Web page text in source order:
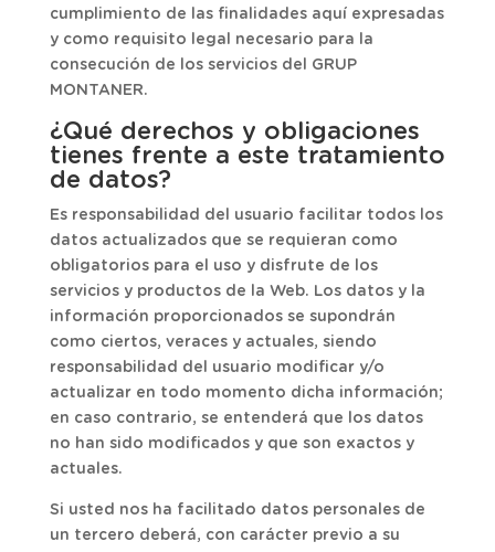
cumplimiento de las finalidades aquí expresadas
y como requisito legal necesario para la
consecución de los servicios del GRUP
MONTANER.
¿Qué derechos y obligaciones
tienes frente a este tratamiento
de datos?
Es responsabilidad del usuario facilitar todos los
datos actualizados que se requieran como
obligatorios para el uso y disfrute de los
servicios y productos de la Web. Los datos y la
información proporcionados se supondrán
como ciertos, veraces y actuales, siendo
responsabilidad del usuario modificar y/o
actualizar en todo momento dicha información;
en caso contrario, se entenderá que los datos
no han sido modificados y que son exactos y
actuales.
Si usted nos ha facilitado datos personales de
un tercero deberá, con carácter previo a su